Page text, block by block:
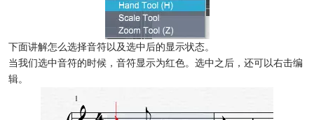
下面讲解怎么选择音符以及选中后的显示状态。
当我们选中音符的时候，音符显示为红色。选中之后，还可以右击编
辑。